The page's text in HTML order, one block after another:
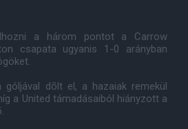
a három pontot a Carrow
csapata ugyanis 1-0 arányban
góljával dõlt el, a hazaiak remekül
a United támadásaiból hiányzott a